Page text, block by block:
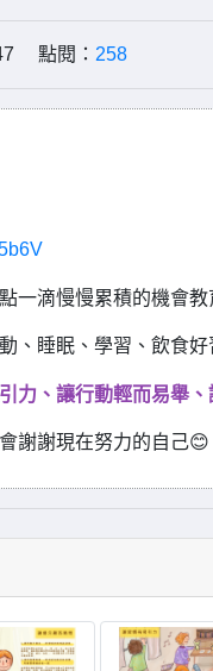
點閱： 258
一滴慢慢累積的機會教
、睡眠、學習、飲食
力、 讓行動輕而易舉、
謝謝現在努力的自己😊